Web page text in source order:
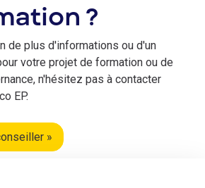
?
de plus d'informations ou d'un
votre projet de formation ou de
n'hésitez pas à contacter
EP.
»